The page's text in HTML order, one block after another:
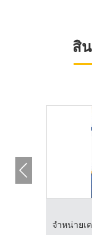
สิ